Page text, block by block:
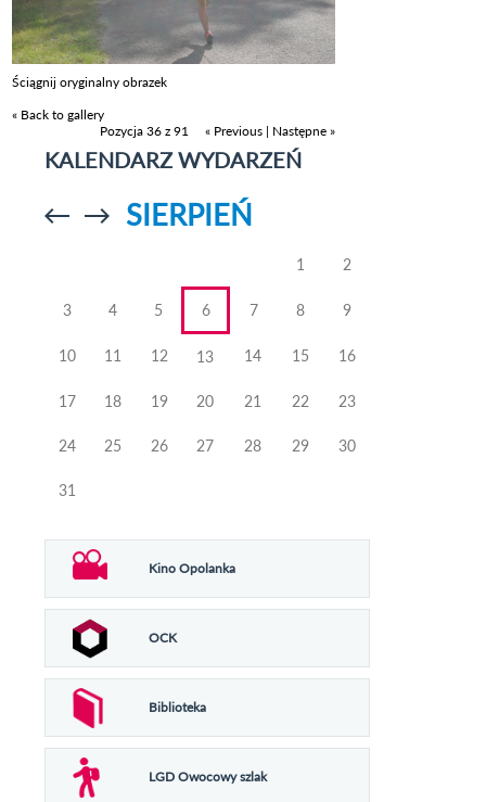
Ściągnij oryginalny obrazek
« Back to gallery
Pozycja 36 z 91
« Previous | Następne »
KALENDARZ WYDARZEŃ
Przejdź doPrzejdź do
SIERPIEŃ
1 2
3 4 5 6 7 8 9
10 11 12 13 14 15 16
17 18 19 20 21 22 23
24 25 26 27 28 29 30
31
Kino Opolanka
OCK
Biblioteka
LGD Owocowy szlak